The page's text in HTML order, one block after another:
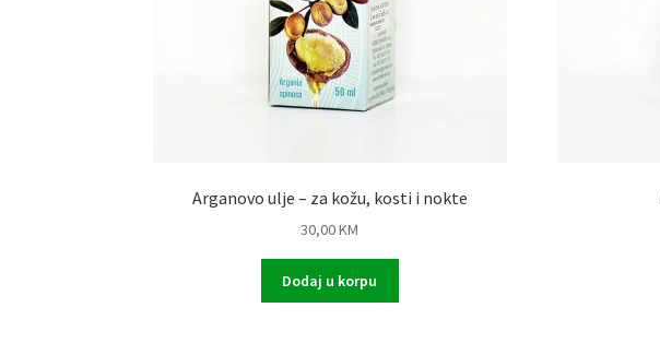
Arganovo ulje – za kožu, kosti i nokte
30,00KM
Dodaj u korpu